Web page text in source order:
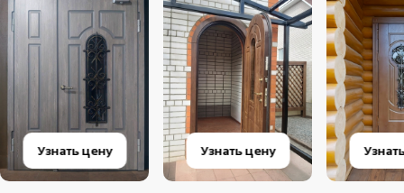
Узнать цену Узнать цену